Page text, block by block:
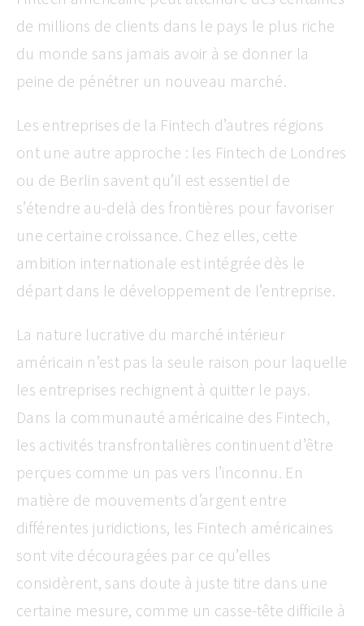
de millions de clients dans le pays le plus riche
du monde sans jamais avoir à se donner la
peine de pénétrer un nouveau marché.
Les entreprises de la Fintech d’autres régions
ont une autre approche : les Fintech de Londres
ou de Berlin savent qu’il est essentiel de
s’étendre au-delà des frontières pour favoriser
une certaine croissance. Chez elles, cette
ambition internationale est intégrée dès le
départ dans le développement de l’entreprise.
La nature lucrative du marché intérieur
américain n’est pas la seule raison pour laquelle
les entreprises rechignent à quitter le pays.
Dans la communauté américaine des Fintech,
les activités transfrontalières continuent d’être
perçues comme un pas vers l’inconnu. En
matière de mouvements d’argent entre
différentes juridictions, les Fintech américaines
sont vite découragées par ce qu’elles
considèrent, sans doute à juste titre dans une
certaine mesure, comme un casse-tête difficile à